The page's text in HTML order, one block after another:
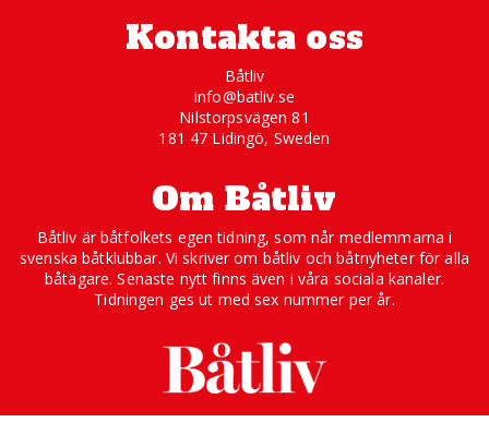
Kontakta oss
Båtliv
info@batliv.se
Nilstorpsvägen 81
181 47 Lidingö, Sweden
Om Båtliv
Båtliv är båtfolkets egen tidning, som når medlemmarna i
svenska båtklubbar. Vi skriver om båtliv och båtnyheter för alla
båtägare. Senaste nytt finns även i våra sociala kanaler.
Tidningen ges ut med sex nummer per år.